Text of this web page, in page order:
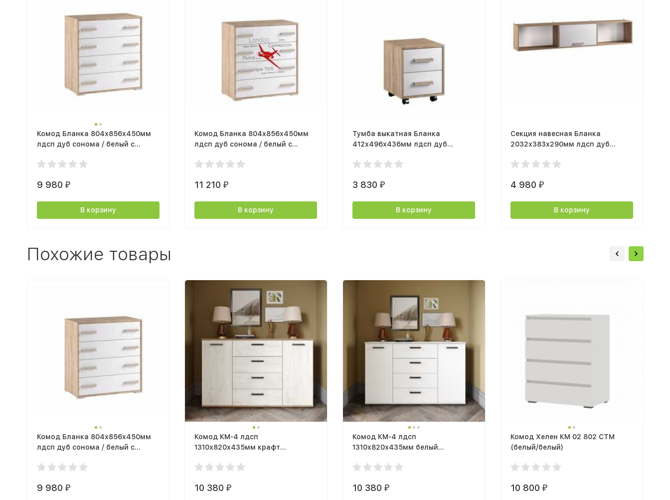
Комод Бланка 804х856х450мм
лдсп дуб сонома / белый с
9 980 ₽
В корзину
Комод Бланка 804х856х450мм
лдсп дуб сонома / белый с
11 210₽
В корзину
Тумба выкатная Бланка
412х496х436мм лдсп дуб
3 830 ₽
В корзину
Секция навесная Бланка
2032х383х290мм лдсп дуб
4 980 ₽
В корзину
Похожие товары
Комод Бланка 804х856х450мм
лдсп дуб сонома / белый с
9 980 ₽
Комод КМ-4 лдсп
1310х820х435мм крафт
10 380₽
Комод КМ-4 лдсп
1310х820х435мм белый
10 380 ₽
Комод Хелен КМ 02 802 СТМ
(белый/белый)
10 800 ₽